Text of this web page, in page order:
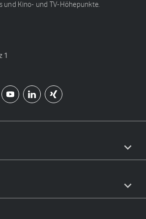
und Kino- und TV-Höhepunkte.
1